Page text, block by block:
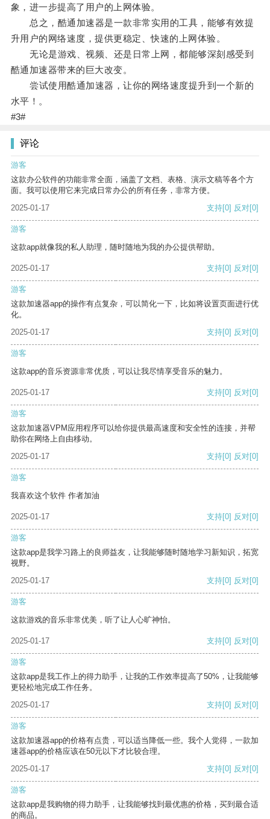
象，进一步提高了用户的上网体验。
总之，酷通加速器是一款非常实用的工具，能够有效提
升用户的网络速度，提供更稳定、快速的上网体验。
无论是游戏、视频、还是日常上网，都能够深刻感受到
酷通加速器带来的巨大改变。
尝试使用酷通加速器，让你的网络速度提升到一个新的
水平！。
#3#
评论
游客
这款办公软件的功能非常全面，涵盖了文档、表格、演示文稿等各个方
面。我可以使用它来完成日常办公的所有任务，非常方便。
2025-01-17
支持[0] 反对[0]
游客
这款app就像我的私人助理，随时随地为我的办公提供帮助。
2025-01-17 支持[0] 反对[0]
游客
这款加速器app的操作有点复杂，可以简化一下，比如将设置页面进行优
化。
2025-01-17
支持[0] 反对[0]
游客
这款app的音乐资源非常优质，可以让我尽情享受音乐的魅力。
2025-01-17 支持[0] 反对[0]
游客
这款加速器VPM应用程序可以给你提供最高速度和安全性的连接，并帮
助你在网络上自由移动。
2025-01-17
支持[0] 反对[0]
游客
我喜欢这个软件 作者加油
2025-01-17 支持[0] 反对[0]
游客
这款app是我学习路上的良师益友，让我能够随时随地学习新知识，拓宽
视野。
2025-01-17
支持[0] 反对[0]
游客
这款游戏的音乐非常优美，听了让人心旷神怡。
2025-01-17 支持[0] 反对[0]
游客
这款app是我工作上的得力助手，让我的工作效率提高了50%，让我能够
更轻松地完成工作任务。
2025-01-17
支持[0] 反对[0]
游客
这款加速器app的价格有点贵，可以适当降低一些。我个人觉得，一款加
速器app的价格应该在50元以下才比较合理。
2025-01-17
支持[0] 反对[0]
游客
这款app是我购物的得力助手，让我能够找到最优惠的价格，买到最合适
的商品。